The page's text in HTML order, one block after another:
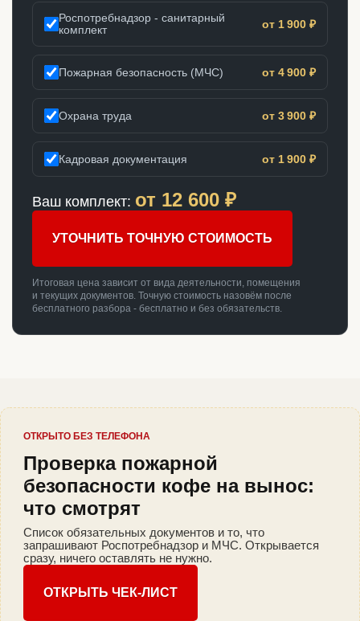
Роспотребнадзор - санитарный
комплект
от 1 900 ₽
Пожарная безопасность (МЧС) от 4 900 ₽
Охрана труда от 3 900 ₽
Кадровая документация от 1 900 ₽
Ваш комплект: от 12 600 ₽
УТОЧНИТЬ ТОЧНУЮ СТОИМОСТЬ
Итоговая цена зависит от вида деятельности, помещения
и текущих документов. Точную стоимость назовём после
бесплатного разбора - бесплатно и без обязательств.
ОТКРЫТО БЕЗ ТЕЛЕФОНА
Проверка пожарной
безопасности кофе на вынос:
что смотрят
Список обязательных документов и то, что
запрашивают Роспотребнадзор и МЧС. Открывается
сразу, ничего оставлять не нужно.
ОТКРЫТЬ ЧЕК-ЛИСТ